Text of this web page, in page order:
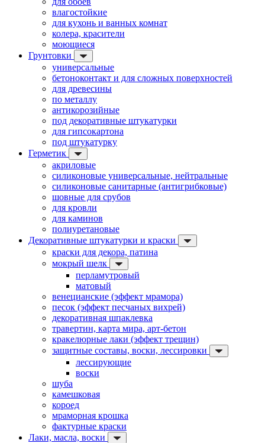
влагостойкие
для кухонь и ванных комнат
колера, красители
моющиеся
Грунтовки
универсальные
бетоноконтакт и для сложных поверхностей
для древесины
по металлу
антикорозийные
под декоративные штукатурки
для гипсокартона
под штукатурку
Герметик
акриловые
силиконовые универсальные, нейтральные
силиконовые санитарные (антигрибковые)
шовные для срубов
для кровли
для каминов
полиуретановые
Декоративные штукатурки и краски
краски для декора, патина
мокрый шелк
перламутровый
матовый
венецианские (эффект мрамора)
песок (эффект песчаных вихрей)
декоративная шпаклевка
травертин, карта мира, арт-бетон
кракелюрные лаки (эффект трещин)
защитные составы, воски, лессировки
лессирующие
воски
шуба
камешковая
короед
мраморная крошка
фактурные краски
Лаки, масла, воски